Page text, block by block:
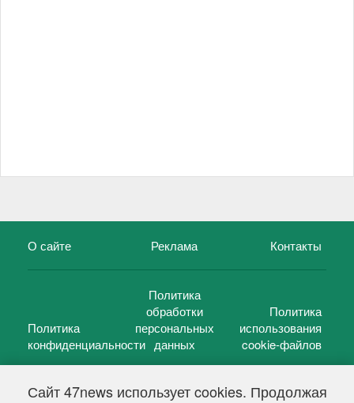
Сайт 47news использует cookies. Продолжая
О сайте Реклама Контакты
Политика
конфиденциальности
Политика
обработки
персональных
данных
Политика
использования
cookie-файлов